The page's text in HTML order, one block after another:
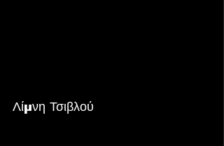
Λίμνη Τσιβλού